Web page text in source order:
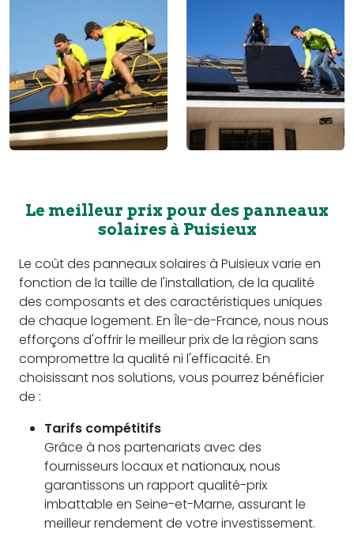
Le meilleur prix pour des panneaux
solaires à Puisieux
Le coût des panneaux solaires à Puisieux varie en
fonction de la taille de l'installation, de la qualité
des composants et des caractéristiques uniques
de chaque logement. En Île-de-France, nous nous
efforçons d'offrir le meilleur prix de la région sans
compromettre la qualité ni l'efficacité. En
choisissant nos solutions, vous pourrez bénéficier
de :
Tarifs compétitifs
Grâce à nos partenariats avec des
fournisseurs locaux et nationaux, nous
garantissons un rapport qualité-prix
imbattable en Seine-et-Marne, assurant le
meilleur rendement de votre investissement.